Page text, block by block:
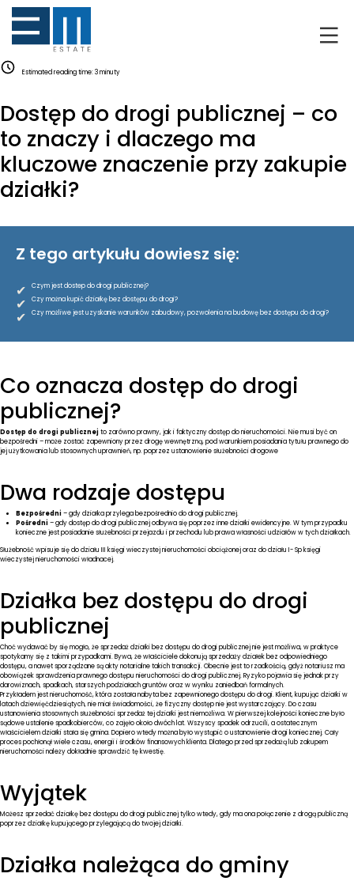
O NAS
GRUNTY
RYNEK DEWELOPERSKI
DRON
KREDYTOWANIE
Estimated reading time:3minuty
Dostęp do drogi publicznej – co
to znaczy i dlaczego ma
kluczowe znaczenie przy zakupie
działki?
Z tego artykułu dowiesz się:
Czym jest dostep do drogi publicznej?
✔ Czy można kupić działkę bez dostępu do drogi?
✔ Czy możliwe jest uzyskanie warunków zabudowy, pozwolenia na budowę bez dostępu do drogi?
✔
Co oznacza dostęp do drogi
publicznej?
Dostęp do drogi publicznejto zarówno prawny, jak i faktyczny dostęp do nieruchomości. Nie musi być on
bezpośredni – może zostać zapewniony przez drogę wewnętrzną, pod warunkiem posiadania tytułu prawnego do
jej użytkowania lub stosownych uprawnień, np. poprzez ustanowienie służebności drogowe
Dwa rodzaje dostępu
Bezpośredni– gdy działka przylega bezpośrednio do drogi publicznej.
Pośredni– gdy dostęp do drogi publicznej odbywa się poprzez inne działki ewidencyjne. W tym przypadku
konieczne jest posiadanie służebności przejazdu i przechodu lub prawa własności udziałów w tych działkach.
Służebność wpisuje się do działu III księgi wieczystej nieruchomości obciążonej oraz do działu I- Sp księgi
wieczystej nieruchomości władnacej.
Działka bez dostępu do drogi
publicznej
Choć wydawać by się mogło, że sprzedaż działki bez dostępu do drogi publicznej nie jest możliwa, w praktyce
spotykamy się z takimi przypadkami. Bywa, że właściciele dokonują sprzedaży działek bez odpowiedniego
dostępu, a nawet sporządzane są akty notarialne takich transakcji. Obecnie jest to rzadkością, gdyż notariusz ma
obowiązek sprawdzenia prawnego dostępu nieruchomości do drogi publicznej. Ryzyko pojawia się jednak przy
darowiznach, spadkach, starszych podziałach gruntów oraz w wyniku zaniedbań formalnych.
Przykładem jest nieruchomość, która została nabyta bez zapewnionego dostępu do drogi. Klient, kupując działki w
latach dziewięćdziesiątych, nie miał świadomości, że fizyczny dostęp nie jest wystarczający. Do czasu
ustanowienia stosownych służebności sprzedaż tej działki jest niemożliwa. W pierwszej kolejności konieczne było
sądowe ustalenie spadkobierców, co zajęło około dwóch lat. Wszyscy spadek odrzucili, a ostatecznym
właścicielem działki stała się gmina. Dopiero wtedy można było wystąpić o ustanowienie drogi koniecznej. Cały
proces pochłonął wiele czasu, energii i środków finansowych klienta. Dlatego przed sprzedażą lub zakupem
nieruchomości należy dokładnie sprawdzić tę kwestię.
Wyjątek
Możesz sprzedać działkę bez dostępu do drogi publicznej tylko wtedy, gdy ma ona połączenie z drogą publiczną
poprzez działkę kupującego przylegającą do twojej działki.
Działka należąca do gminy